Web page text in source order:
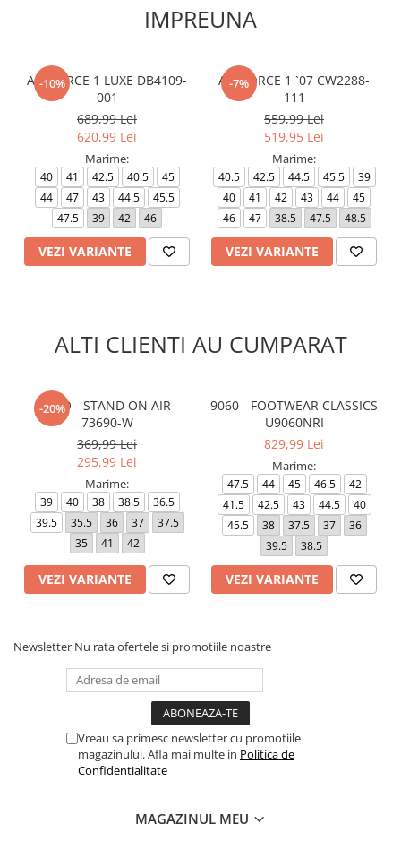
IMPREUNA
-10%
AIR FORCE 1 LUXE DB4109-
001
689,99 Lei
620,99 Lei
Marime:
40 41 42.5 40.5
45
44
47 43 44.5
45.5
47.5
39 42 46
VEZI VARIANTE
-7%
AIR FORCE 1 `07 CW2288-
111
559,99 Lei
519,95 Lei
Marime:
40.5 42.5 44.5 45.5
39
40
41 42 43 44
45
46
47 38.5 47.5 48.5
VEZI VARIANTE
ALTI CLIENTI AU CUMPARAT
-20%
UNO - STAND ON AIR
73690-W
369,99 Lei
295,99 Lei
Marime:
39 40 38 38.5
36.5
39.5
35.5 36 37
37.5
35
41 42
VEZI VARIANTE
9060 - FOOTWEAR CLASSICS
U9060NRI
829,99 Lei
Marime:
47.5 44 45 46.5
42
41.5
42.5 43 44.5
40
45.5
38 37.5 37
36
39.5
38.5
VEZI VARIANTE
Newsletter Nu rata ofertele si promotiile noastre
Vreau sa primesc newsletter cu promotiile
magazinului. Afla mai multe in Politica de
Confidentialitate
MAGAZINUL MEU